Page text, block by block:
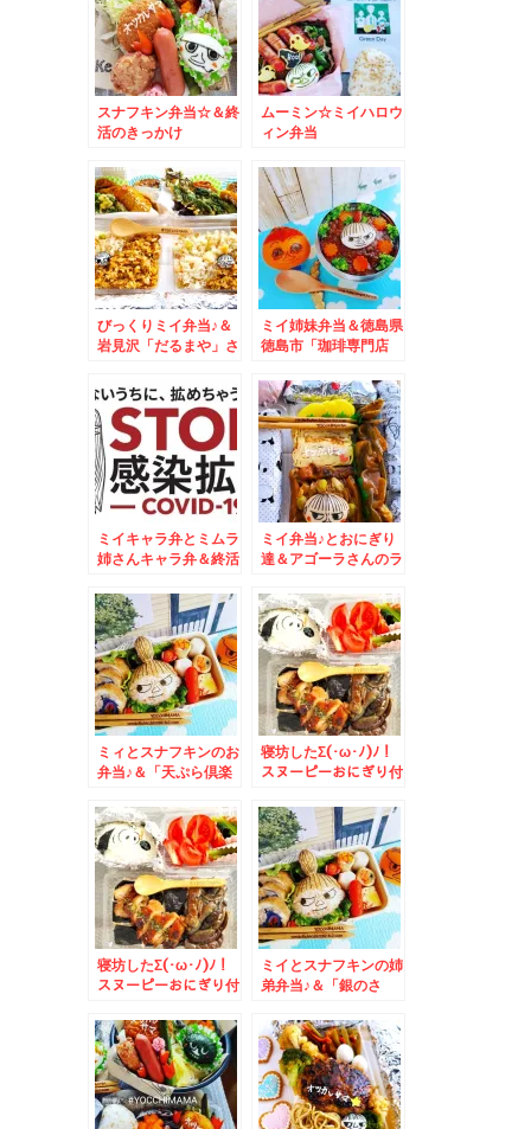
スナフキン弁当☆＆終
活のきっかけ
ムーミン☆ミイハロウ
ィン弁当
びっくりミイ弁当♪＆
岩見沢「だるまや」さ
き～＾＾♪
ミイ姉妹弁当＆徳島県
徳島市「珈琲専門店
トースト」が絶品すぎ
るっ(*´艸`*)
ミイキャラ弁とミムラ
姉さんキャラ弁＆終活
ミイ弁当♪とおにぎり
達＆アゴーラさんのラ
ミィとスナフキンのお
弁当♪＆「天ぷら倶楽
天丼」が無性に食べた
くなる(*´艸`*)
寝坊したΣ(･ω･ﾉ)ﾉ！
スヌーピーおにぎり付
寝坊したΣ(･ω･ﾉ)ﾉ！
スヌーピーおにぎり付
ミイとスナフキンの姉
弟弁当♪＆「銀のさ
ンチ寿司セットがコス
パも美味しさも(@￣□
￣@;)！！